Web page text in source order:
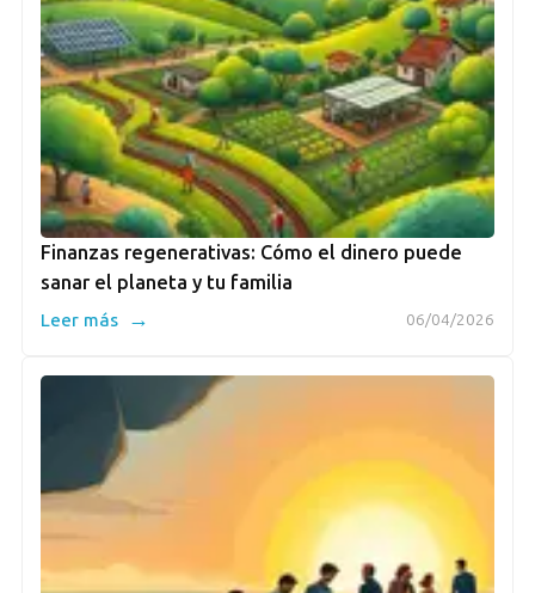
Finanzas regenerativas: Cómo el dinero puede
sanar el planeta y tu familia
06/04/2026
Leer más →